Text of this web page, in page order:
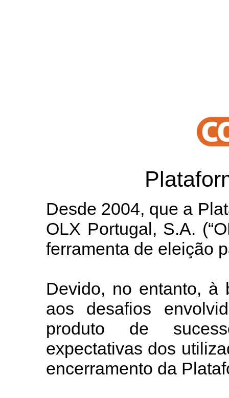
Desde 2004, que a
OLX Portugal, S.A.
ferramenta de eleição
Devido, no entanto, à
aos desafios
produto de
expectativas dos
encerramento da